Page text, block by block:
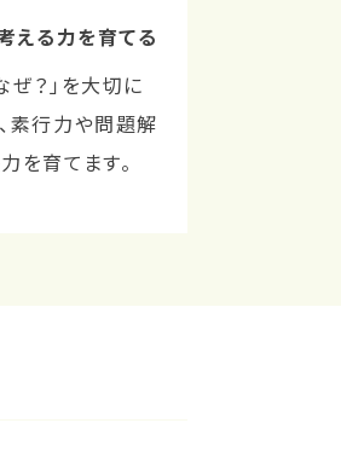
える力を育てる
ぜ？」を大切に
素行力や問題解
を育てます。